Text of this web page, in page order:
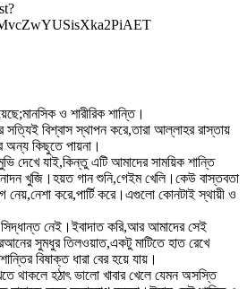
ও শারীরিক শান্তি।
বিশ্বাস স্থাপন করে,তারা আল্লাহর রাস্তায়
অন্য কিছুতে পায়না।
দেখে যাই,কিন্তু এটি আমাদের সাময়িক শান্তি
খুজি।হয়ত গান শুনি,গেইম খেলি।কেউ বাস্তবতা
নেয়,নেশা করে,পার্টি করে।এগুলো কোনটাই স্থায়ী ও
নেই।ইবাদাত করি,আর আমাদের সেই
সুমধুর তিলওয়াত,একটু মাটিতে হাত রেখে
বিষাক্ত ধারা বের হয়ে যায়।
থাকলে হঠাৎ ভালো খাবার খেলে যেমন অসস্তি